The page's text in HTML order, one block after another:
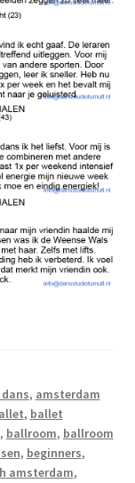
, amsterdam
, ballet
, ballroom, ballroom
, beginners,
amsterdam,